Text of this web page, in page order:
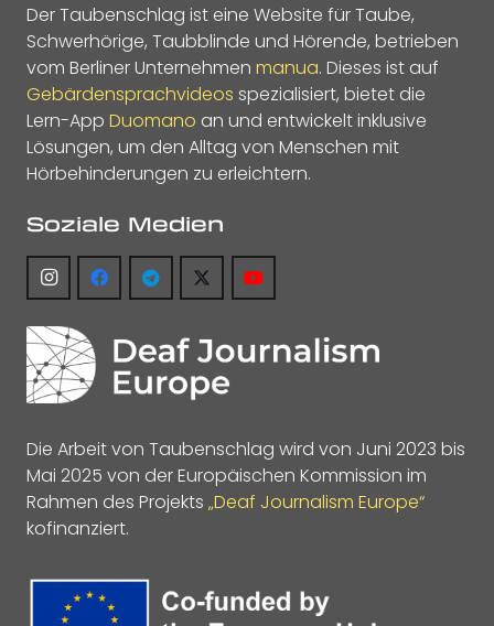
Der Taubenschlag ist eine Website für Taube,
Schwerhörige, Taubblinde und Hörende, betrieben
vom Berliner Unternehmen manua. Dieses ist auf
Gebärdensprachvideos spezialisiert, bietet die
Lern-App Duomano an und entwickelt inklusive
Lösungen, um den Alltag von Menschen mit
Hörbehinderungen zu erleichtern.
Soziale Medien
Die Arbeit von Taubenschlag wird von Juni 2023 bis
Mai 2025 von der Europäischen Kommission im
Rahmen des Projekts „Deaf Journalism Europe“
kofinanziert.